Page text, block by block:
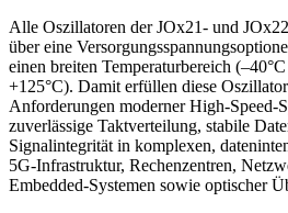
Alle Oszillatoren der JOx21- und
über eine
einen breiten Temperaturbereich
+125°C). Damit erfüllen diese
Anforderungen moderner High-Speed-
zuverlässige Taktverteilung, stabile
Signalintegrität in komplexen,
5G-Infrastruktur, Rechenzentren,
Embedded-Systemen sowie optischer